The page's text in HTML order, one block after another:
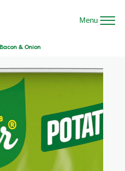
Menu
Bacon & Onion